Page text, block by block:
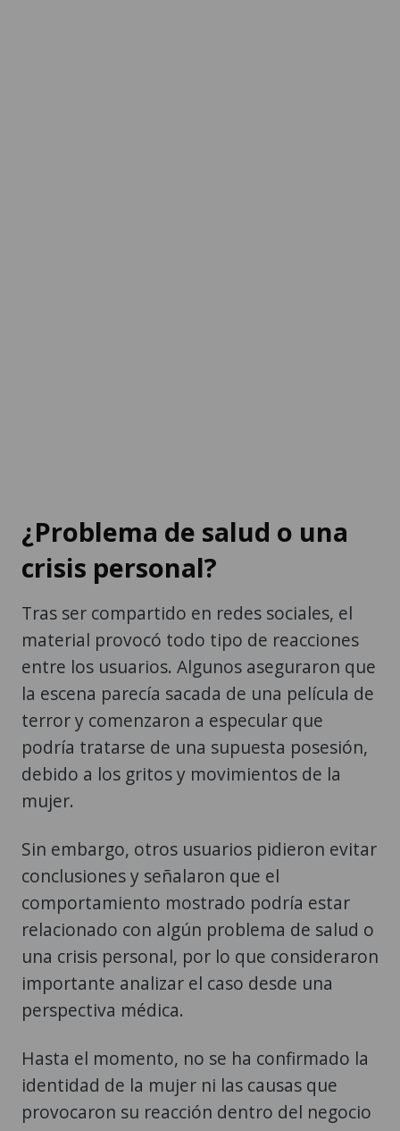
¿Problema de salud o una
crisis personal?
Tras ser compartido en redes sociales, el
material provocó todo tipo de reacciones
entre los usuarios. Algunos aseguraron que
la escena parecía sacada de una película de
terror y comenzaron a especular que
podría tratarse de una supuesta posesión,
debido a los gritos y movimientos de la
mujer.
Sin embargo, otros usuarios pidieron evitar
conclusiones y señalaron que el
comportamiento mostrado podría estar
relacionado con algún problema de salud o
una crisis personal, por lo que consideraron
importante analizar el caso desde una
perspectiva médica.
Hasta el momento, no se ha confirmado la
identidad de la mujer ni las causas que
provocaron su reacción dentro del negocio